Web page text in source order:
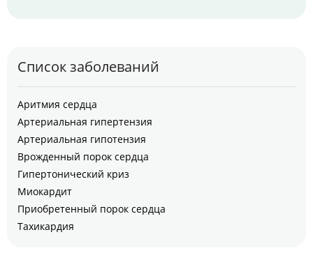
Список заболеваний
Аритмия сердца
Артериальная гипертензия
Артериальная гипотензия
Врожденный порок сердца
Гипертонический криз
Миокардит
Приобретенный порок сердца
Тахикардия